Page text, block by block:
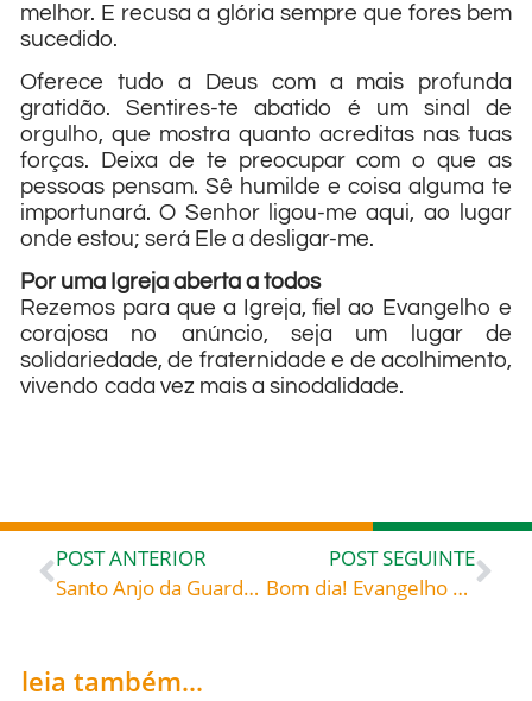
melhor. E recusa a glória sempre que fores bem
sucedido.
Oferece tudo a Deus com a mais profunda
gratidão. Sentires-te abatido é um sinal de
orgulho, que mostra quanto acreditas nas tuas
forças. Deixa de te preocupar com o que as
pessoas pensam. Sê humilde e coisa alguma te
importunará. O Senhor ligou-me aqui, ao lugar
onde estou; será Ele a desligar-me.
Por uma Igreja aberta a todos
Rezemos para que a Igreja, fiel ao Evangelho e
corajosa no anúncio, seja um lugar de
solidariedade, de fraternidade e de acolhimento,
vivendo cada vez mais a sinodalidade.
POST ANTERIOR
Santo Anjo da Guarda, celebrado hoje, dia 02 de outubro, me rege, me guarda e me governa! Amém!
POST SEGUINTE
Bom dia! Evangelho de 03 de outubro de 2022: Cristo, o Bom Samaritano – Orígenes (c. 185-253) presbítero, teólogo Homilias sobre o Evangelho de Lucas, 34, 3.7-9; GCS 9, 201-202.204-205
leia também...